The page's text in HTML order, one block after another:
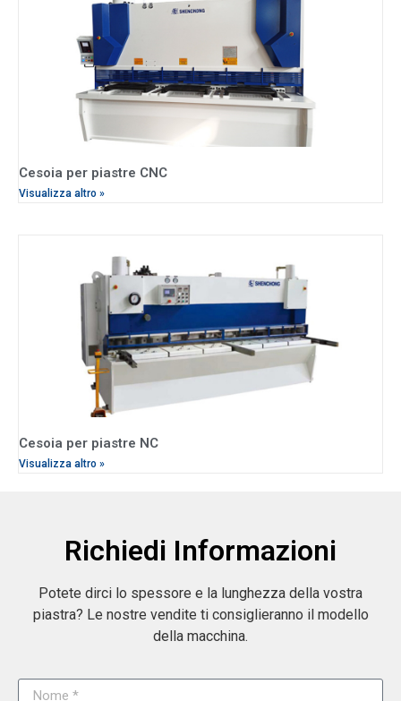
Cesoia per piastre CNC
Visualizza altro »
Cesoia per piastre NC
Visualizza altro »
Richiedi Informazioni
Potete dirci lo spessore e la lunghezza della vostra
piastra? Le nostre vendite ti consiglieranno il modello
della macchina.